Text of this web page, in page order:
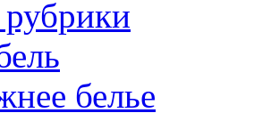
рубрики
белье